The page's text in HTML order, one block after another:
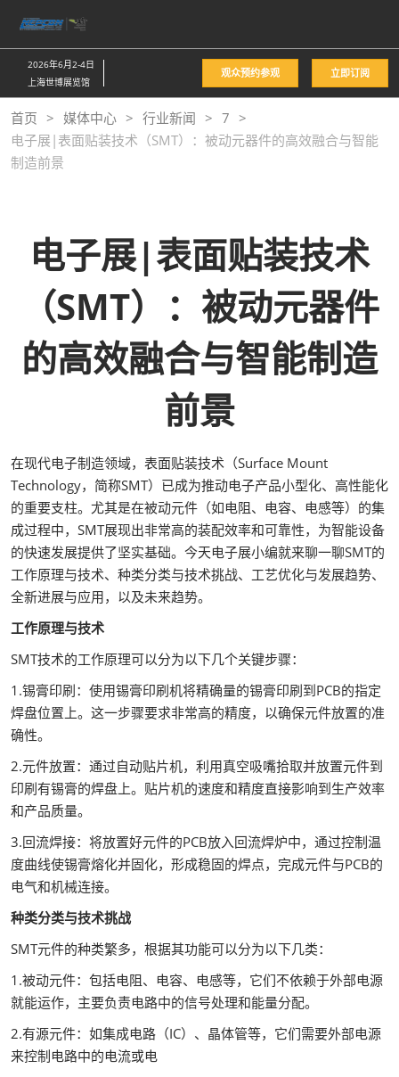
接
跳
至
内
容
2026年6月2-4日
上海世博展览馆
观众预约参观 立即订阅
首页 媒体中心 行业新闻
7
电子展|表面贴装技术（SMT）：被动元器件的高效融合与智能
制造前景
电子展|表面贴装技术
（SMT）：被动元器件
的高效融合与智能制造
前景
在现代电子制造领域，表面贴装技术（Surface Mount
Technology，简称SMT）已成为推动电子产品小型化、高性能化
的重要支柱。尤其是在被动元件（如电阻、电容、电感等）的集
成过程中，SMT展现出非常高的装配效率和可靠性，为智能设备
的快速发展提供了坚实基础。今天电子展小编就来聊一聊SMT的
工作原理与技术、种类分类与技术挑战、工艺优化与发展趋势、
全新进展与应用，以及未来趋势。
工作原理与技术
SMT技术的工作原理可以分为以下几个关键步骤：
1.锡膏印刷：使用锡膏印刷机将精确量的锡膏印刷到PCB的指定
焊盘位置上。这一步骤要求非常高的精度，以确保元件放置的准
确性。
2.元件放置：通过自动贴片机，利用真空吸嘴拾取并放置元件到
印刷有锡膏的焊盘上。贴片机的速度和精度直接影响到生产效率
和产品质量。
3.回流焊接：将放置好元件的PCB放入回流焊炉中，通过控制温
度曲线使锡膏熔化并固化，形成稳固的焊点，完成元件与PCB的
电气和机械连接。
种类分类与技术挑战
SMT元件的种类繁多，根据其功能可以分为以下几类：
1.被动元件：包括电阻、电容、电感等，它们不依赖于外部电源
就能运作，主要负责电路中的信号处理和能量分配。
2.有源元件：如集成电路（IC）、晶体管等，它们需要外部电源
来控制电路中的电流或电